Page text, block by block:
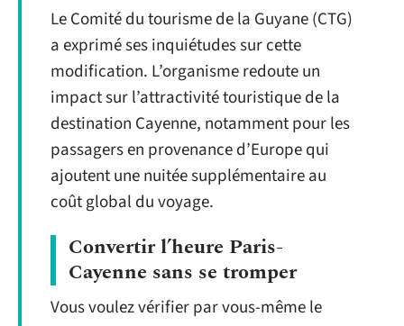
Le Comité du tourisme de la Guyane (CTG)
a exprimé ses inquiétudes sur cette
modification. L’organisme redoute un
impact sur l’attractivité touristique de la
destination Cayenne, notamment pour les
passagers en provenance d’Europe qui
ajoutent une nuitée supplémentaire au
coût global du voyage.
Convertir l’heure Paris-
Cayenne sans se tromper
Vous voulez vérifier par vous-même le